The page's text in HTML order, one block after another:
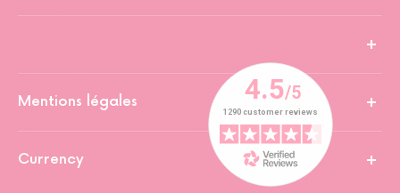
Mentions légales
Currency